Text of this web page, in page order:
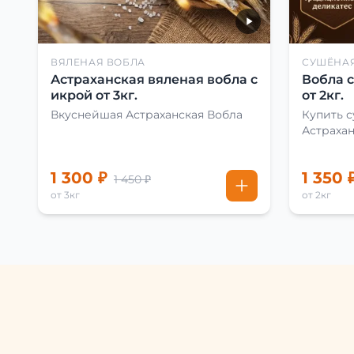
ВЯЛЕНАЯ ВОБЛА
Астраханская вяленая вобла с
икрой от 3кг.
Вкуснейшая Астраханская Вобла
1 300 ₽ 1 450 ₽
от 3кг
Вобла
от 2кг.
Купить
1 350
от 2кг